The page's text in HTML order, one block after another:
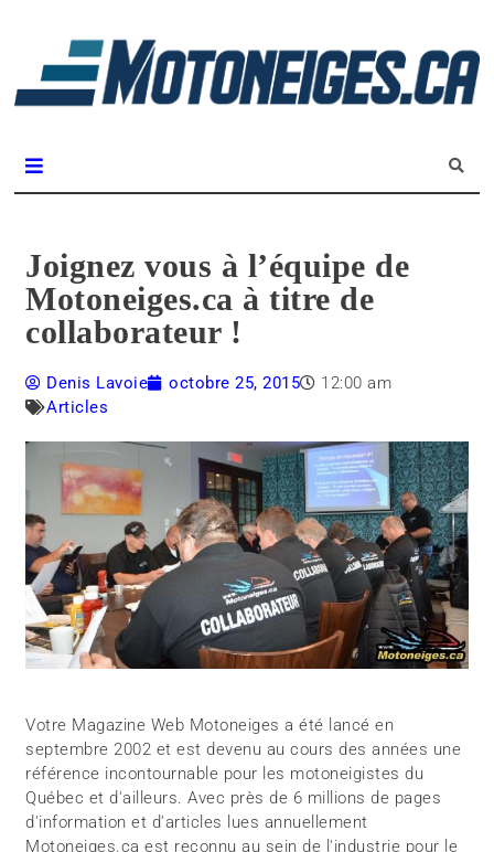
Joignez vous à l’équipe de
Motoneiges.ca à titre de
collaborateur !
Denis Lavoie octobre 25, 2015
12:00 am
Articles
Votre Magazine Web Motoneiges a été lancé en
septembre 2002 et est devenu au cours des années une
référence incontournable pour les motoneigistes du
Québec et d'ailleurs. Avec près de 6 millions de pages
d'information et d'articles lues annuellement
Motoneiges.ca est reconnu au sein de l'industrie pour le